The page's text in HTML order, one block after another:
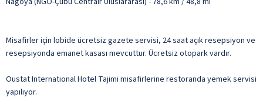
Misafirler için lobide ücretsiz gazete servisi, 24 saat açık resepsiyon ve
resepsiyonda emanet kasası mevcuttur. Ücretsiz otopark vardır.
Oustat International Hotel Tajimi misafirlerine restoranda yemek servisi
yapılıyor.